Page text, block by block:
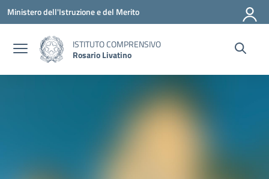
Vai ai contenuti
Vai al menu di navigazione
Vai al footer
Ministero dell'Istruzione e del Merito
ISTITUTO COMPRENSIVO
Rosario Livatino